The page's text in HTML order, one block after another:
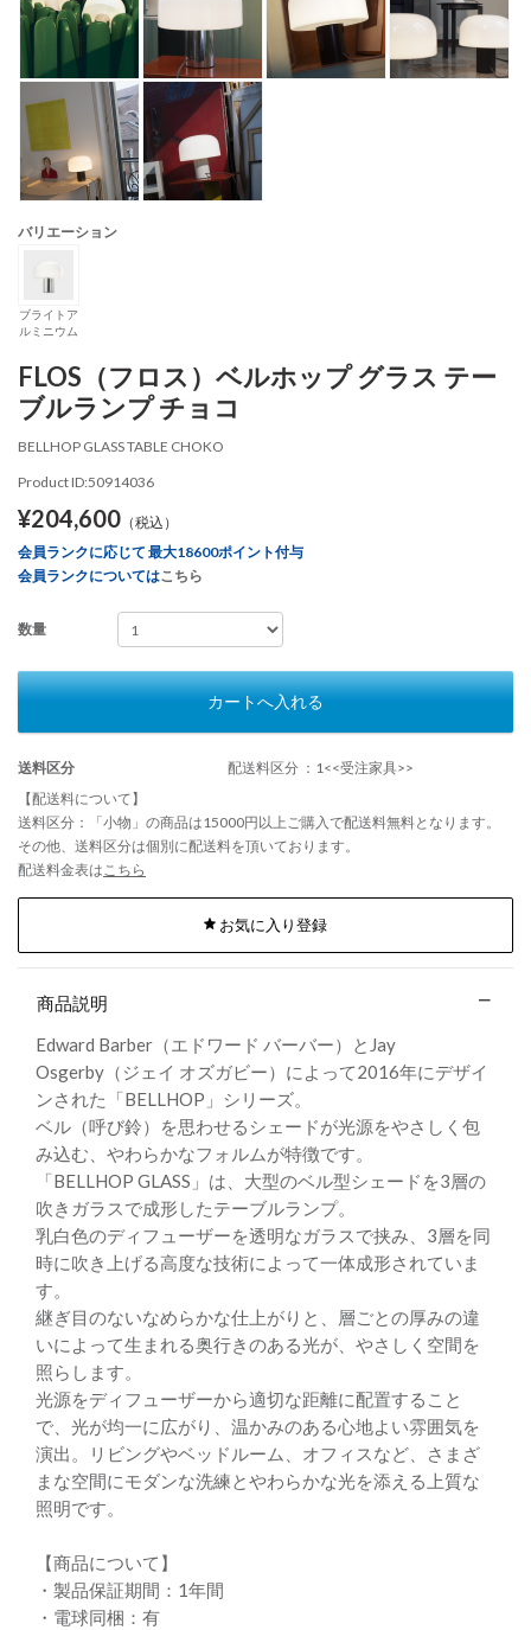
バリエーション
ブライトア
ルミニウム
FLOS（フロス）ベルホップ グラス テー
ブルランプ チョコ
BELLHOP GLASS TABLE CHOKO
Product ID:50914036
¥204,600 （税込）
会員ランクに応じて 最大18600ポイント付与
会員ランクについてはこちら
数量
カートへ入れる
送料区分
配送料区分 ：1<<受注家具>>
【配送料について】
送料区分：「小物」の商品は15000円以上ご購入で配送料無料となります。
その他、送料区分は個別に配送料を頂いております。
配送料金表はこちら
お気に入り登録
商品説明
Edward Barber（エドワード バーバー）とJay
Osgerby（ジェイ オズガビー）によって2016年にデザイ
ンされた「BELLHOP」シリーズ。
ベル（呼び鈴）を思わせるシェードが光源をやさしく包
み込む、やわらかなフォルムが特徴です。
「BELLHOP GLASS」は、大型のベル型シェードを3層の
吹きガラスで成形したテーブルランプ。
乳白色のディフューザーを透明なガラスで挟み、3層を同
時に吹き上げる高度な技術によって一体成形されていま
す。
継ぎ目のないなめらかな仕上がりと、層ごとの厚みの違
いによって生まれる奥行きのある光が、やさしく空間を
照らします。
光源をディフューザーから適切な距離に配置すること
で、光が均一に広がり、温かみのある心地よい雰囲気を
演出。リビングやベッドルーム、オフィスなど、さまざ
まな空間にモダンな洗練とやわらかな光を添える上質な
照明です。
【商品について】
・製品保証期間：1年間
・電球同梱：有